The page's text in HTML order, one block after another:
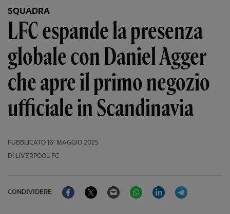
SQUADRA
LFC espande la presenza
globale con Daniel Agger
che apre il primo negozio
ufficiale in Scandinavia
PUBBLICATO 16º MAGGIO 2025
DI LIVERPOOL FC
CONDIVIDERE
FacebookTwitter Email WhatsAppLinkedIn